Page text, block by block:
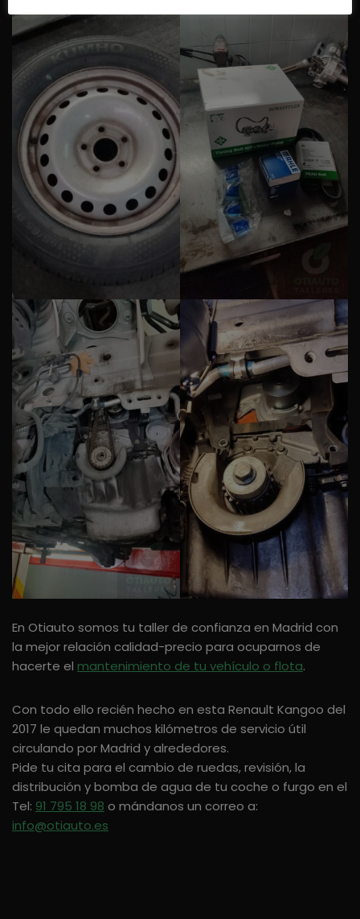
En Otiauto somos tu taller de confianza en Madrid con
la mejor relación calidad-precio para ocuparnos de
hacerte el mantenimiento de tu vehículo o flota.
Con todo ello recién hecho en esta Renault Kangoo del
2017 le quedan muchos kilómetros de servicio útil
circulando por Madrid y alrededores.
Pide tu cita para el cambio de ruedas, revisión, la
distribución y bomba de agua de tu coche o furgo en el
Tel: 91 795 18 98 o mándanos un correo a:
info@otiauto.es